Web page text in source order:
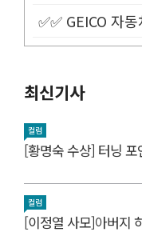
✅✅ GEICO 자
최신기사
컬럼
[황명숙 수상] 터닝 포
컬럼
[이정열 사모]아버지